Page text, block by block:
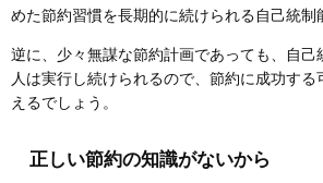
めた節約習慣を長期的に続けられる自己統制
逆に、少々無謀な節約計画であっても、自己
人は実行し続けられるので、節約に成功す
えるでしょう。
正しい節約の知識がないから